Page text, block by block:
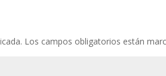
Los campos obligatorios están